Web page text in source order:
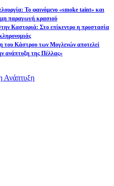
Το φαινόμενο «smoke taint» και
παραγωγή κρασιού
Καστοριά: Στο επίκεντρο η προστασία
του Κάστρου των Μογλενών αποτελεί
ανάπτυξη της Πέλλας»